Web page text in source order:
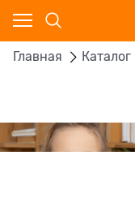
Главная Каталог